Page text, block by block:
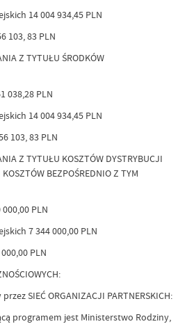
14 004 934,45 PLN
103, 83 PLN
Z TYTUŁU ŚRODKÓW
038,28 PLN
14 004 934,45 PLN
103, 83 PLN
Z TYTUŁU KOSZTÓW DYSTRYBUCJI
BEZPOŚREDNIO Z TYM
000,00 PLN
7 344 000,00 PLN
PLN
SIEĆ ORGANIZACJI PARTNERSKICH:
programem jest Ministerstwo Rodziny,